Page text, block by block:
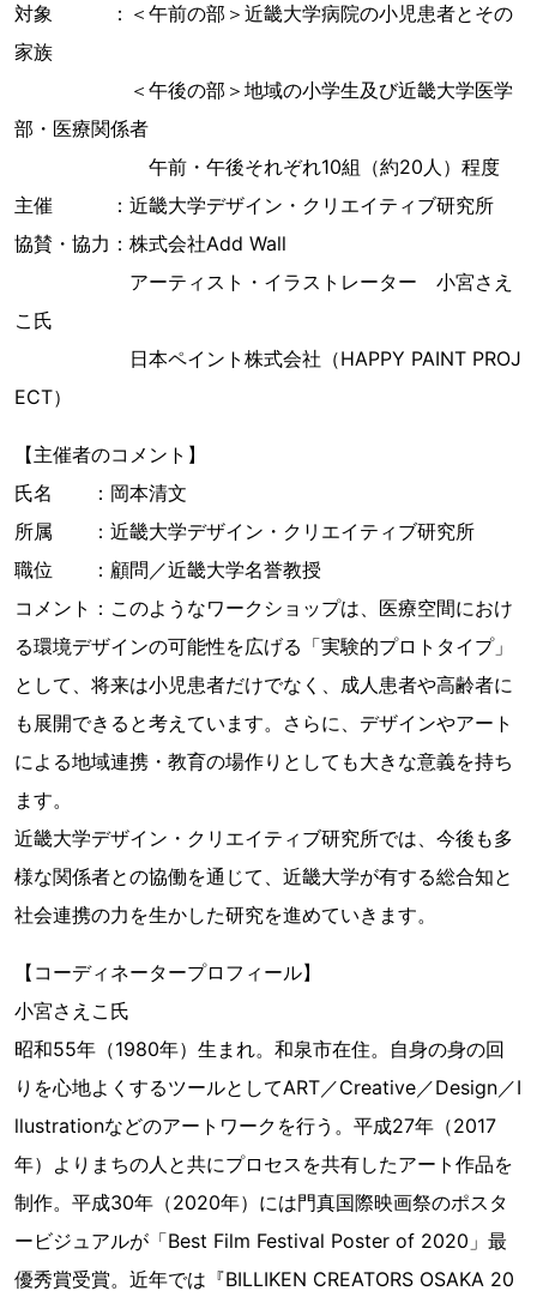
対象 ：＜午前の部＞近畿大学病院の小児患者とその
家族
＜午後の部＞地域の小学生及び近畿大学医学
部・医療関係者
午前・午後それぞれ10組（約20人）程度
主催 ：近畿大学デザイン・クリエイティブ研究所
協賛・協力：株式会社Add Wall
アーティスト・イラストレーター 小宮さえ
こ氏
日本ペイント株式会社（HAPPY PAINT PROJ
ECT）
【主催者のコメント】
氏名 ：岡本清文
所属 ：近畿大学デザイン・クリエイティブ研究所
職位 ：顧問／近畿大学名誉教授
コメント：このようなワークショップは、医療空間におけ
る環境デザインの可能性を広げる「実験的プロトタイプ」
として、将来は小児患者だけでなく、成人患者や高齢者に
も展開できると考えています。さらに、デザインやアート
による地域連携・教育の場作りとしても大きな意義を持ち
ます。
近畿大学デザイン・クリエイティブ研究所では、今後も多
様な関係者との協働を通じて、近畿大学が有する総合知と
社会連携の力を生かした研究を進めていきます。
【コーディネータープロフィール】
小宮さえこ氏
昭和55年（1980年）生まれ。和泉市在住。自身の身の回
りを心地よくするツールとしてART／Creative／Design／I
llustrationなどのアートワークを行う。平成27年（2017
年）よりまちの人と共にプロセスを共有したアート作品を
制作。平成30年（2020年）には門真国際映画祭のポスタ
ービジュアルが「Best Film Festival Poster of 2020」最
優秀賞受賞。近年では『BILLIKEN CREATORS OSAKA 20